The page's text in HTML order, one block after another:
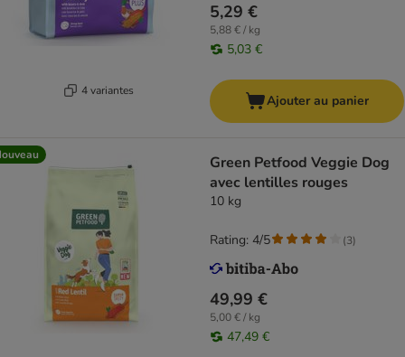
4 variantes
5,29 €
5,88 € / kg
5,03 €
Ajouter au panier
Green Petfood Veggie Dog
avec lentilles rouges
10 kg
49,99 €
5,00 € / kg
47,49 €
Rating: 4/5 (3)